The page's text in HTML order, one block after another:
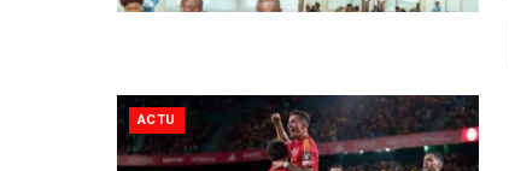
ACTU